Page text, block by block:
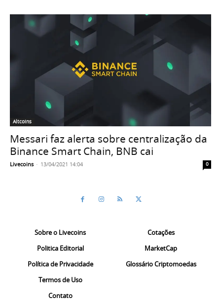
Altcoins
Messari faz alerta sobre centralização da
Binance Smart Chain, BNB cai
Livecoins - 13/04/2021 14:04 0
Sobre o Livecoins
Politica Editorial
Política de Privacidade
Termos de Uso
Contato
Cotações
MarketCap
Glossário Criptomoedas